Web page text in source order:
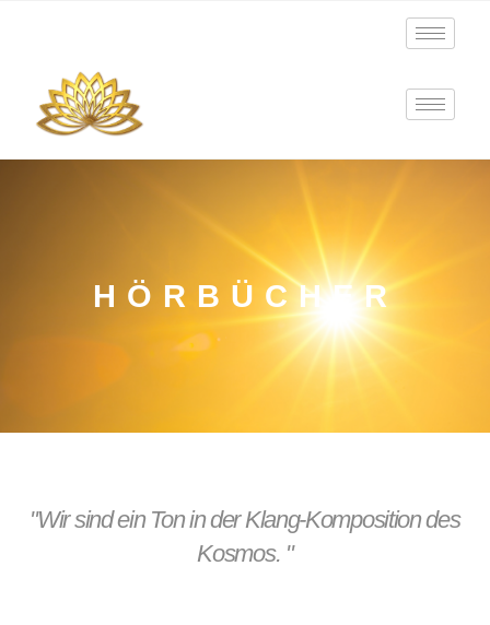
HÖRBÜCHER
"Wir sind ein Ton in der Klang-Komposition des
Kosmos. "